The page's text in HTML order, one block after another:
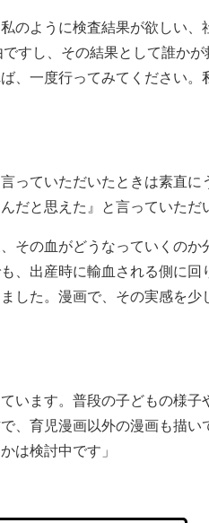
のように検査結果が欲しい、
すし、その結果として誰かが
、一度行ってみてください。
っていただいたときは素直に
だと思えた』と言っていただ
その血がどうなっていくのか
、出産時に輸血される側に回
した。漫画で、その実感を少
います。普段の子どもの様子
、育児漫画以外の漫画も描い
は検討中です」